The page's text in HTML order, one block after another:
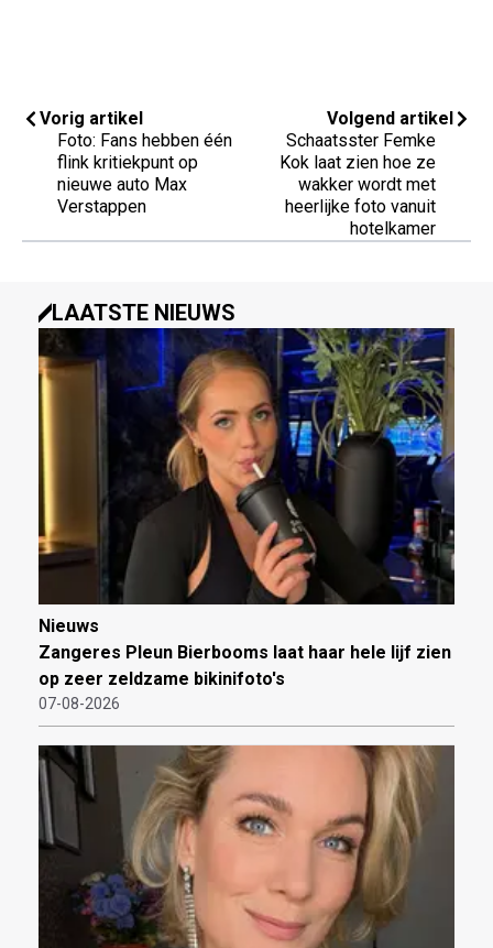
Vorig artikel
Foto: Fans hebben één
flink kritiekpunt op
nieuwe auto Max
Verstappen
Volgend artikel
Schaatsster Femke
Kok laat zien hoe ze
wakker wordt met
heerlijke foto vanuit
hotelkamer
LAATSTE NIEUWS
Nieuws
Zangeres Pleun Bierbooms laat haar hele lijf zien
op zeer zeldzame bikinifoto's
07-08-2026